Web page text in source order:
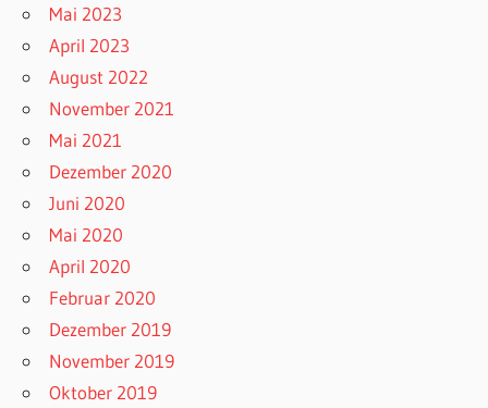
Mai 2023
April 2023
August 2022
November 2021
Mai 2021
Dezember 2020
Juni 2020
Mai 2020
April 2020
Februar 2020
Dezember 2019
November 2019
Oktober 2019